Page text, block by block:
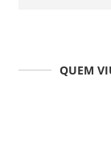
QUEM